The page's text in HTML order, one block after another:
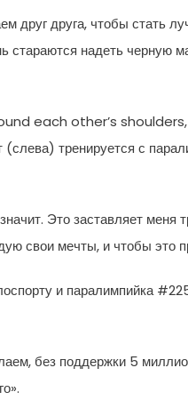
друг друга, чтобы стать
стараются надеть
each other’s
тренируется с
Это заставляет
свои мечты, и чтобы
и паралимпийка
без поддержки 5